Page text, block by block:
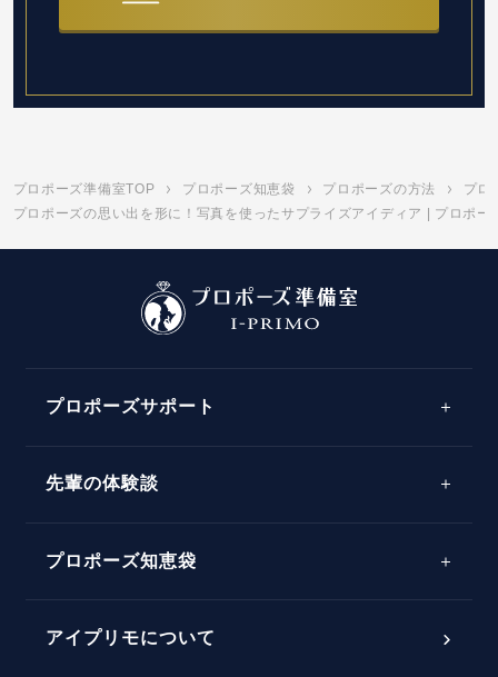
プロポーズ準備室TOP プロポーズ知恵袋 プロポーズの方法
プロ
プロポーズの思い出を形に！写真を使ったサプライズアイディア | プロポー
プロポーズサポート
プロポーズアイテム
先輩の体験談
プロポーズ知恵袋
アイプリモについて